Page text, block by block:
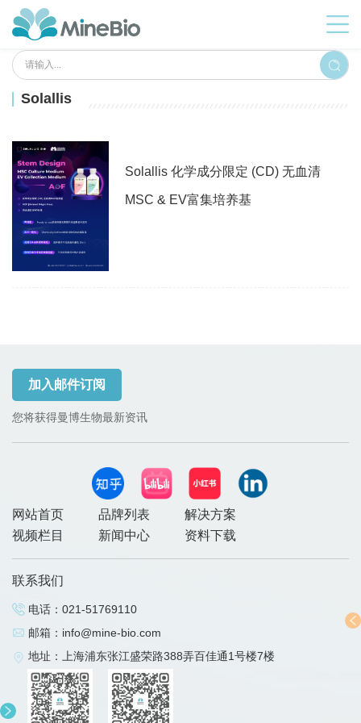
Solallis
Solallis 化学成分限定 (CD) 无血清
MSC & EV富集培养基
加入邮件订阅
您将获得曼博生物最新资讯
网站首页 品牌列表
解决方案
视频栏目
新闻中心 资料下载
联系我们
电话： 021-51769110
邮箱： info@mine-bio.com
地址：上海浦东张江盛荣路388弄百佳通1号楼7楼